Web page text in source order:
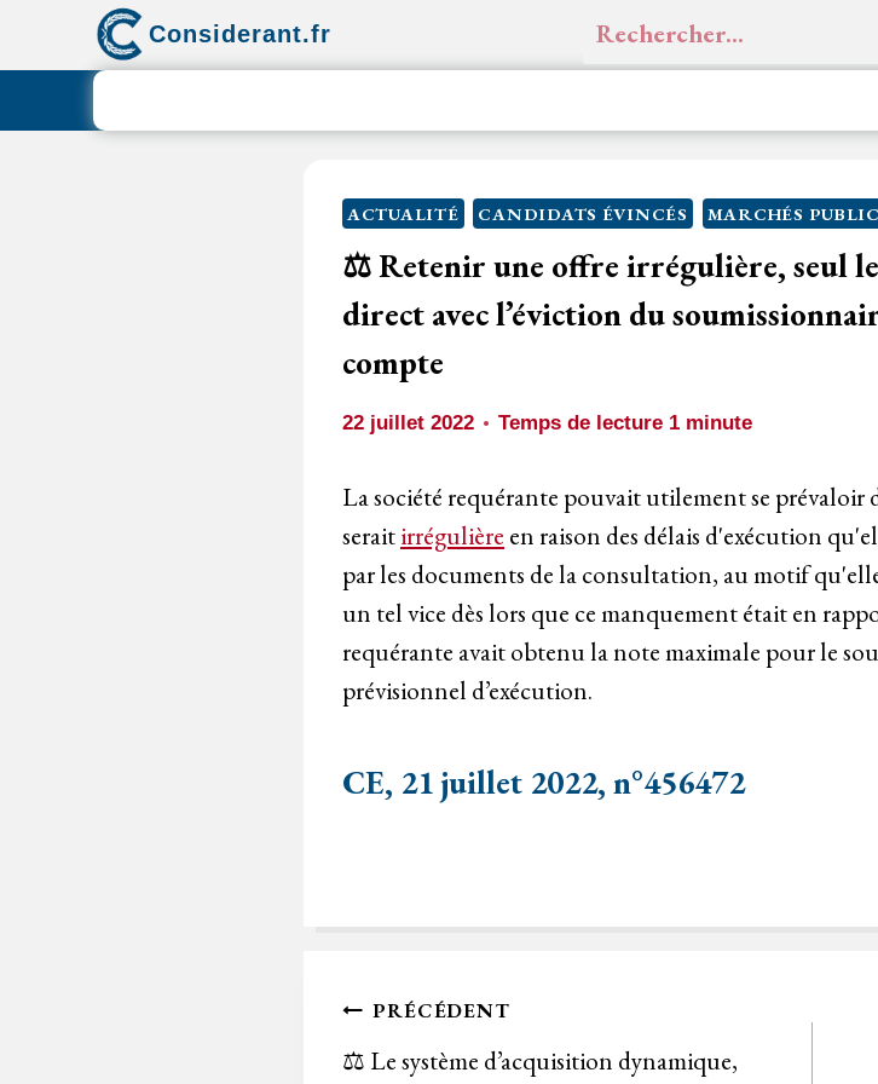
Considerant.fr Rechercher :
ACTUALITÉ CANDIDATS ÉVINCÉS MARCHÉS
⚖️ Retenir une offre irrégulière, seul
direct avec l’éviction du
compte
22 juillet 2022 Temps de lecture 1 minute
La société requérante pouvait utilement se prévaloir
seraitirrégulière en raison des délais d'exécution
par les documents de la consultation, au motif
un tel vice dès lors que ce manquement était en
requérante avait obtenu la note maximale pour le
prévisionnel d’exécution.
CE, 21 juillet 2022, n°456472
Navigation
de
PRÉCÉDENT
⚖️ Le système d’acquisition dynamique,